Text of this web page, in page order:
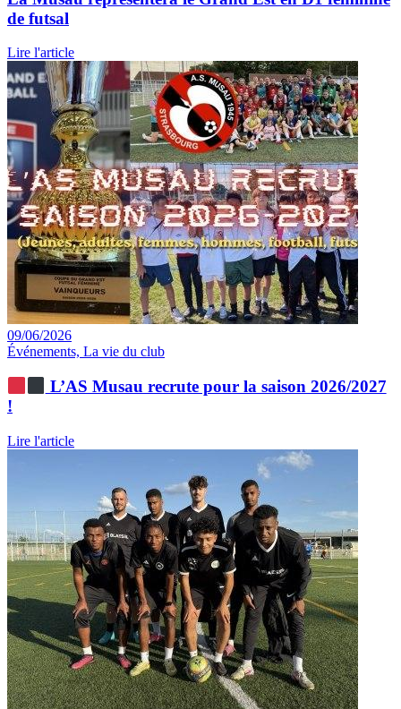
de futsal
Lire l'article
09/06/2026
Événements, La vie du club
L’AS Musau recrute pour la saison 2026/2027
!
Lire l'article